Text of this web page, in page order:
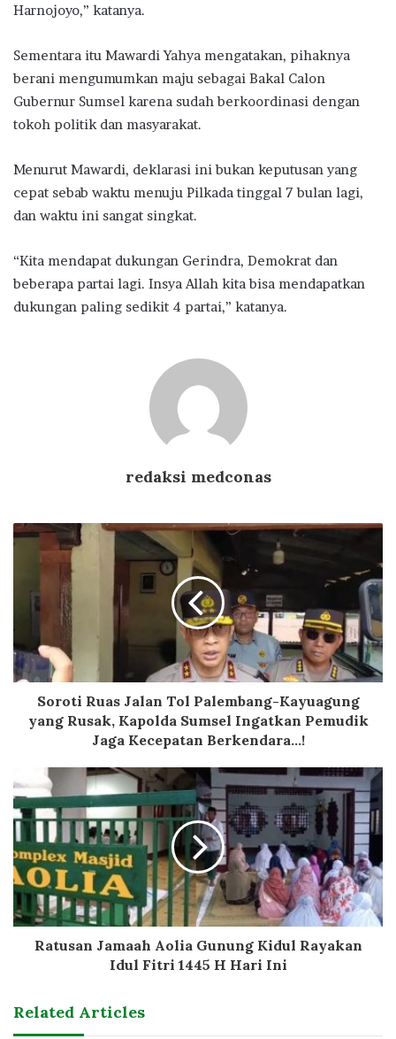
Harnojoyo,” katanya.
Sementara itu Mawardi Yahya mengatakan, pihaknya
berani mengumumkan maju sebagai Bakal Calon
Gubernur Sumsel karena sudah berkoordinasi dengan
tokoh politik dan masyarakat.
Menurut Mawardi, deklarasi ini bukan keputusan yang
cepat sebab waktu menuju Pilkada tinggal 7 bulan lagi,
dan waktu ini sangat singkat.
“Kita mendapat dukungan Gerindra, Demokrat dan
beberapa partai lagi. Insya Allah kita bisa mendapatkan
dukungan paling sedikit 4 partai,” katanya.
redaksi medconas
Soroti Ruas Jalan Tol Palembang-Kayuagung
yang Rusak, Kapolda Sumsel Ingatkan Pemudik
Jaga Kecepatan Berkendara...!
Ratusan Jamaah Aolia Gunung Kidul Rayakan
Idul Fitri 1445 H Hari Ini
Related Articles